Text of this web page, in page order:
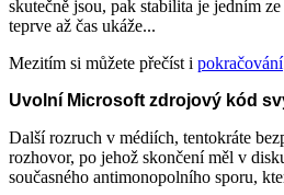
skutečně jsou, pak stabilita je jedním
teprve až čas ukáže...
Mezitím si můžete přečíst i pokračování
Uvolní Microsoft zdrojový kód
Další rozruch v médiích, tentokráte
rozhovor, po jehož skončení měl v
současného antimonopolního sporu,